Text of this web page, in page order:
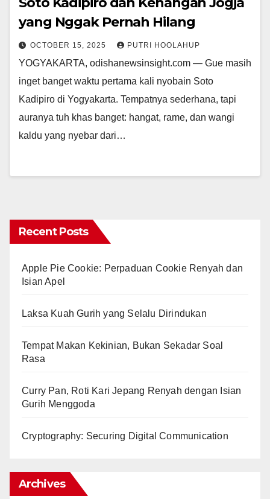
yang Nggak Pernah Hilang
OCTOBER 15, 2025 PUTRI HOOLAHUP
YOGYAKARTA, odishanewsinsight.com — Gue masih
inget banget waktu pertama kali nyobain Soto
Kadipiro di Yogyakarta. Tempatnya sederhana, tapi
auranya tuh khas banget: hangat, rame, dan wangi
kaldu yang nyebar dari…
Recent Posts
Apple Pie Cookie: Perpaduan Cookie Renyah dan
Isian Apel
Laksa Kuah Gurih yang Selalu Dirindukan
Tempat Makan Kekinian, Bukan Sekadar Soal
Rasa
Curry Pan, Roti Kari Jepang Renyah dengan Isian
Gurih Menggoda
Cryptography: Securing Digital Communication
Archives